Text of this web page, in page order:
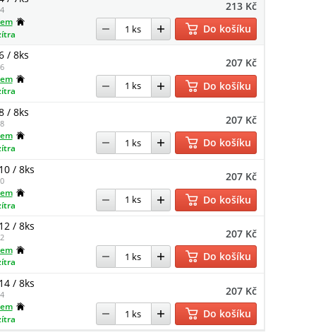
213 Kč
Do košíku
/ 8ks
207 Kč
Do košíku
/ 8ks
207 Kč
Do košíku
/ 8ks
207 Kč
Do košíku
/ 8ks
207 Kč
Do košíku
/ 8ks
207 Kč
Do košíku